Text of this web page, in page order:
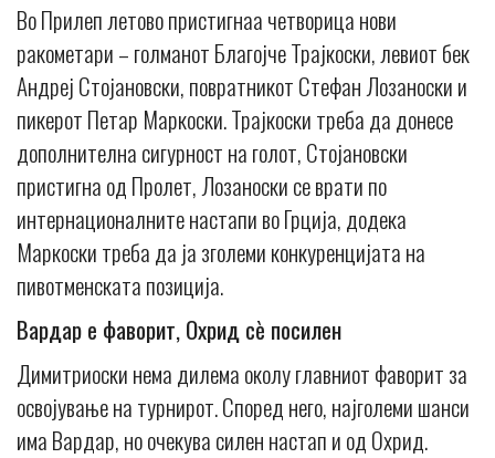
Во Прилеп летово пристигнаа четворица нови
ракометари – голманот Благојче Трајкоски, левиот бек
Андреј Стојановски, повратникот Стефан Лозаноски и
пикерот Петар Маркоски. Трајкоски треба да донесе
дополнителна сигурност на голот, Стојановски
пристигна од Пролет, Лозаноски се врати по
интернационалните настапи во Грција, додека
Маркоски треба да ја зголеми конкуренцијата на
пивотменската позиција.
Вардар е фаворит, Охрид сè посилен
Димитриоски нема дилема околу главниот фаворит за
освојување на турнирот. Според него, најголеми шанси
има Вардар, но очекува силен настап и од Охрид.